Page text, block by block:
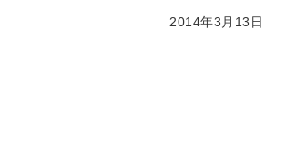
2014年3月13日